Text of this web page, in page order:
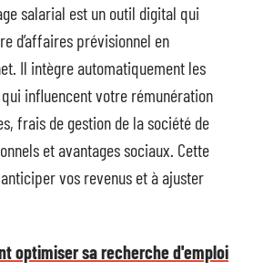
salarial est un outil digital qui
d’affaires prévisionnel en
Il intègre automatiquement les
influencent votre rémunération
frais de gestion de la société de
et avantages sociaux. Cette
vos revenus et à ajuster
optimiser sa recherche d'emploi